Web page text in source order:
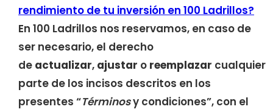
rendimiento de tu inversión en 100 Ladrillos?
En 100 Ladrillos nos reservamos, en caso de
ser necesario, el derecho
de actualizar, ajustar o reemplazar cualquier
parte de los incisos descritos en los
presentes “Términosy condiciones”, con el